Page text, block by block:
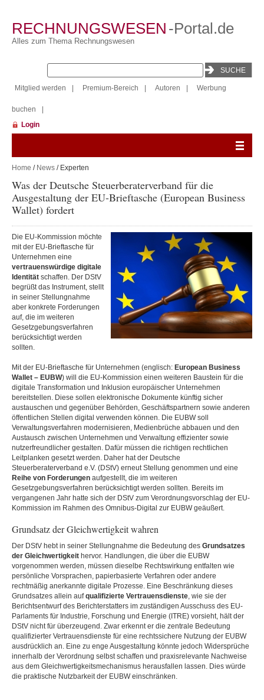
RECHNUNGSWESEN -Portal.de
Alles zum Thema Rechnungswesen
Mitglied werden Premium-Bereich Autoren Werbung
buchen
Login
Home / News / Experten
Was der Deutsche Steuerberaterverband für die
Ausgestaltung der EU-Brieftasche (European Business
Wallet) fordert
Die EU-Kommission möchte
mit der EU-Brieftasche für
Unternehmen eine
vertrauenswürdige digitale
Identität schaffen. Der DStV
begrüßt das Instrument, stellt
in seiner Stellungnahme
aber konkrete Forderungen
auf, die im weiteren
Gesetzgebungsverfahren
berücksichtigt werden
sollten.
Mit der EU-Brieftasche für Unternehmen (englisch: European Business
Wallet – EUBW) will die EU-Kommission einen weiteren Baustein für die
digitale Transformation und Inklusion europäischer Unternehmen
bereitstellen. Diese sollen elektronische Dokumente künftig sicher
austauschen und gegenüber Behörden, Geschäftspartnern sowie anderen
öffentlichen Stellen digital verwenden können. Die EUBW soll
Verwaltungsverfahren modernisieren, Medienbrüche abbauen und den
Austausch zwischen Unternehmen und Verwaltung effizienter sowie
nutzerfreundlicher gestalten. Dafür müssen die richtigen rechtlichen
Leitplanken gesetzt werden. Daher hat der Deutsche
Steuerberaterverband e.V. (DStV) erneut Stellung genommen und eine
Reihe von Forderungen aufgestellt, die im weiteren
Gesetzgebungsverfahren berücksichtigt werden sollten. Bereits im
vergangenen Jahr hatte sich der DStV zum Verordnungsvorschlag der EU-
Kommission im Rahmen des Omnibus-Digital zur EUBW geäußert.
Grundsatz der Gleichwertigkeit wahren
Der DStV hebt in seiner Stellungnahme die Bedeutung des Grundsatzes
der Gleichwertigkeit hervor. Handlungen, die über die EUBW
vorgenommen werden, müssen dieselbe Rechtswirkung entfalten wie
persönliche Vorsprachen, papierbasierte Verfahren oder andere
rechtmäßig anerkannte digitale Prozesse. Eine Beschränkung dieses
Grundsatzes allein aufqualifizierte Vertrauensdienste, wie sie der
Berichtsentwurf des Berichterstatters im zuständigen Ausschuss des EU-
Parlaments für Industrie, Forschung und Energie (ITRE) vorsieht, hält der
DStV nicht für überzeugend. Zwar erkennt er die zentrale Bedeutung
qualifizierter Vertrauensdienste für eine rechtssichere Nutzung der EUBW
ausdrücklich an. Eine zu enge Ausgestaltung könnte jedoch Widersprüche
innerhalb der Verordnung selbst schaffen und praxisrelevante Nachweise
aus dem Gleichwertigkeitsmechanismus herausfallen lassen. Dies würde
die praktische Nutzbarkeit der EUBW einschränken.